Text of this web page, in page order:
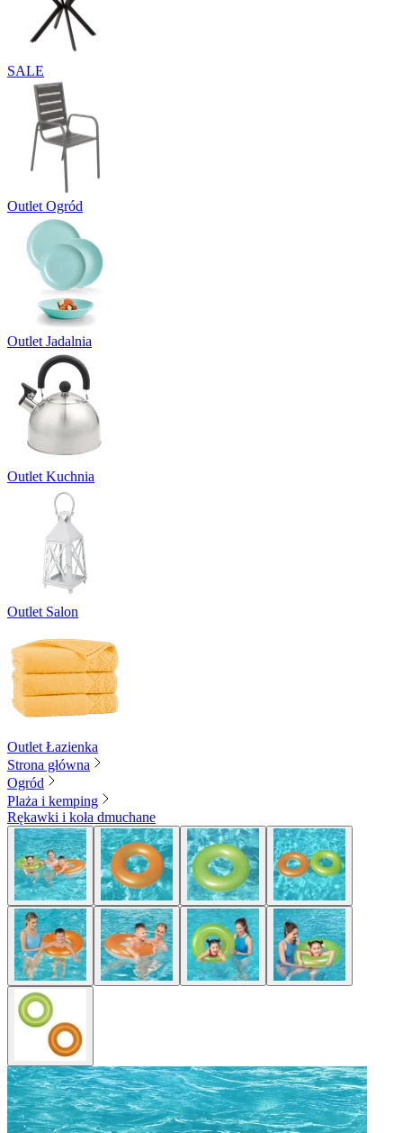
SALE
Outlet Ogród
Outlet Jadalnia
Outlet Kuchnia
Outlet Salon
Outlet Łazienka
Strona główna
Ogród
Plaża i kemping
Rękawki i koła dmuchane